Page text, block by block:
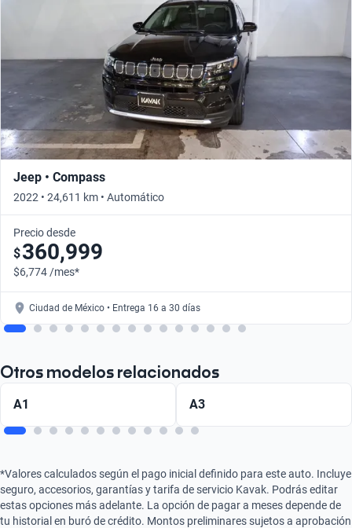
Jeep • Compass
2022 • 24,611 km • Automático
Precio desde
$360,999
$6,774 /mes*
Ciudad de México • Entrega 16 a 30 días
Otros modelos relacionados
A1 A3
*Valores calculados según el pago inicial definido para este auto. Incluye
seguro, accesorios, garantías y tarifa de servicio Kavak. Podrás editar
estas opciones más adelante. La opción de pagar a meses depende de
tu historial en buró de crédito. Montos preliminares sujetos a aprobación